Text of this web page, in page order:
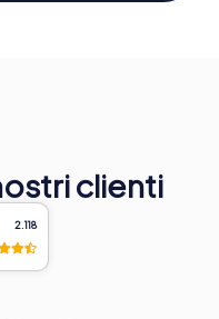
clienti
2.118